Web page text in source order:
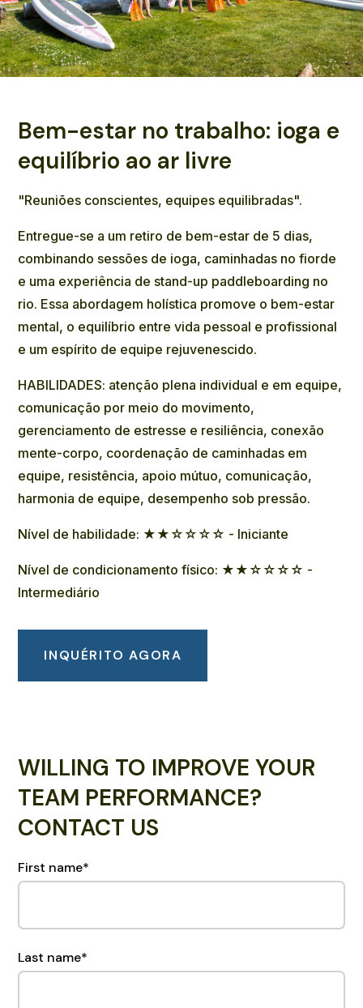
Bem-estar no trabalho: ioga e
equilíbrio ao ar livre
"Reuniões conscientes, equipes equilibradas".
Entregue-se a um retiro de bem-estar de 5 dias,
combinando sessões de ioga, caminhadas no fiorde
e uma experiência de stand-up paddleboarding no
rio. Essa abordagem holística promove o bem-estar
mental, o equilíbrio entre vida pessoal e profissional
e um espírito de equipe rejuvenescido.
HABILIDADES: atenção plena individual e em equipe,
comunicação por meio do movimento,
gerenciamento de estresse e resiliência, conexão
mente-corpo, coordenação de caminhadas em
equipe, resistência, apoio mútuo, comunicação,
harmonia de equipe, desempenho sob pressão.
Nível de habilidade: ★★☆☆☆☆ - Iniciante
Nível de condicionamento físico: ★★☆☆☆☆ -
Intermediário
INQUÉRITO AGORA
WILLING TO IMPROVE YOUR
TEAM PERFORMANCE?
CONTACT US
First name*
Last name*